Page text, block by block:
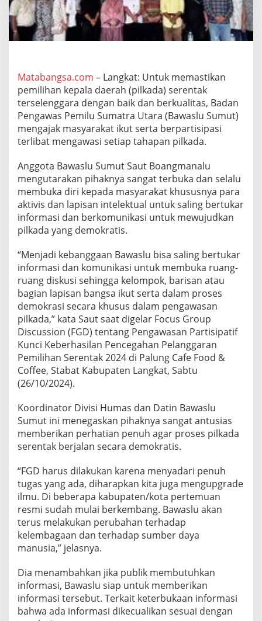
r
t
a
t
i
f
M
a
s
a
a
k
a
t
A
w
s
i
P
i
l
k
a
d
a
S
e
r
t
k
2
0
4
Matabangsa.com – Langkat: Untuk memastikan
pemilihan kepala daerah (pilkada) serentak
terselenggara dengan baik dan berkualitas, Badan
Pengawas Pemilu Sumatra Utara (Bawaslu Sumut)
mengajak masyarakat ikut serta berpartisipasi
terlibat mengawasi setiap tahapan pilkada.
Anggota Bawaslu Sumut Saut Boangmanalu
mengutarakan pihaknya sangat terbuka dan selalu
membuka diri kepada masyarakat khususnya para
aktivis dan lapisan intelektual untuk saling bertukar
informasi dan berkomunikasi untuk mewujudkan
pilkada yang demokratis.
“Menjadi kebanggaan Bawaslu bisa saling bertukar
informasi dan komunikasi untuk membuka ruang-
ruang diskusi sehingga kelompok, barisan atau
bagian lapisan bangsa ikut serta dalam proses
demokrasi secara khusus dalam pengawasan
pilkada,” kata Saut saat digelar Focus Group
Discussion (FGD) tentang Pengawasan Partisipatif
Kunci Keberhasilan Pencegahan Pelanggaran
Pemilihan Serentak 2024 di Palung Cafe Food &
Coffee, Stabat Kabupaten Langkat, Sabtu
(26/10/2024).
Koordinator Divisi Humas dan Datin Bawaslu
Sumut ini menegaskan pihaknya sangat antusias
memberikan perhatian penuh agar proses pilkada
serentak berjalan secara demokratis.
“FGD harus dilakukan karena menyadari penuh
tugas yang ada, diharapkan kita juga mengupgrade
ilmu. Di beberapa kabupaten/kota pertemuan
resmi sudah mulai berkembang. Bawaslu akan
terus melakukan perubahan terhadap
kelembagaan dan terhadap sumber daya
manusia,” jelasnya.
Dia menambahkan jika publik membutuhkan
informasi, Bawaslu siap untuk memberikan
informasi tersebut. Terkait keterbukaan informasi
bahwa ada informasi dikecualikan sesuai dengan